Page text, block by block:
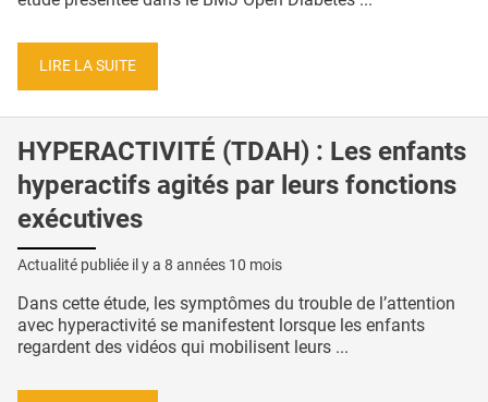
LIRE LA SUITE
HYPERACTIVITÉ (TDAH) : Les enfants
hyperactifs agités par leurs fonctions
exécutives
Actualité publiée il y a 8 années 10 mois
Dans cette étude, les symptômes du trouble de l’attention
avec hyperactivité se manifestent lorsque les enfants
regardent des vidéos qui mobilisent leurs ...